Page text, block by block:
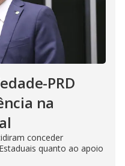
PRD
na
conceder
quanto ao apoio